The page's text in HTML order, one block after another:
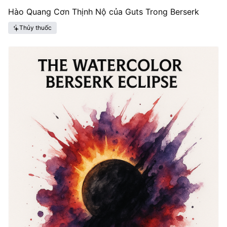
Hào Quang Cơn Thịnh Nộ của Guts Trong Berserk
Thủy thuốc